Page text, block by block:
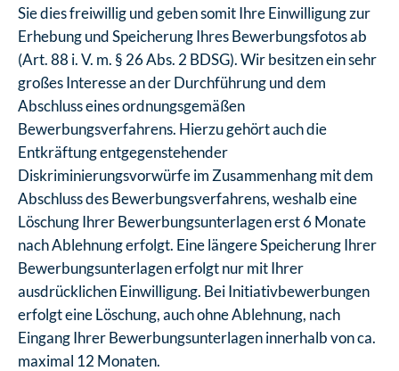
Sie dies freiwillig und geben somit Ihre Einwilligung zur
Erhebung und Speicherung Ihres Bewerbungsfotos ab
(Art. 88 i. V. m. § 26 Abs. 2 BDSG). Wir besitzen ein sehr
großes Interesse an der Durchführung und dem
Abschluss eines ordnungsgemäßen
Bewerbungsverfahrens. Hierzu gehört auch die
Entkräftung entgegenstehender
Diskriminierungsvorwürfe im Zusammenhang mit dem
Abschluss des Bewerbungsverfahrens, weshalb eine
Löschung Ihrer Bewerbungsunterlagen erst 6 Monate
nach Ablehnung erfolgt. Eine längere Speicherung Ihrer
Bewerbungsunterlagen erfolgt nur mit Ihrer
ausdrücklichen Einwilligung. Bei Initiativbewerbungen
erfolgt eine Löschung, auch ohne Ablehnung, nach
Eingang Ihrer Bewerbungsunterlagen innerhalb von ca.
maximal 12 Monaten.